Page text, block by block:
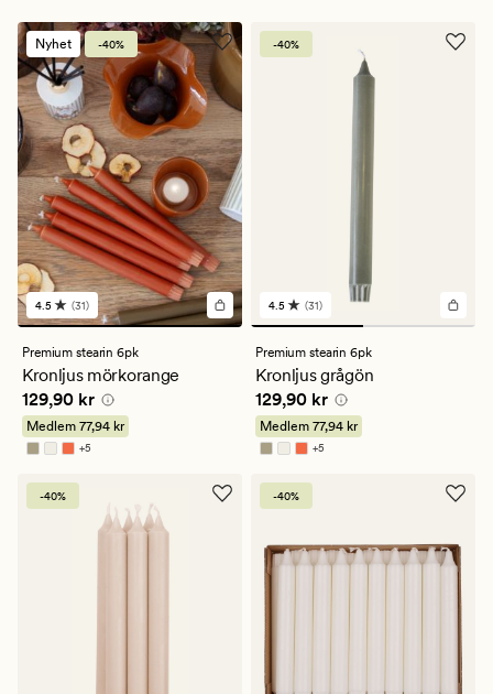
Nyhet -40%
31
omdömen
med
genomsnittligt
betyg
på
4.5
4.5 (31)
Premium stearin 6pk
Kronljus mörkorange
Pris 129,90 kr
129,90 kr
Medlem 77,94 kr
+5
Finns i fler färger
-40%
31
omdömen
med
genomsnittligt
betyg
på
4.5
4.5 (31)
Premium stearin 6pk
Kronljus grågön
Pris 129,90 kr
129,90 kr
Medlem 77,94 kr
+5
Finns i fler färger
-40% -40%